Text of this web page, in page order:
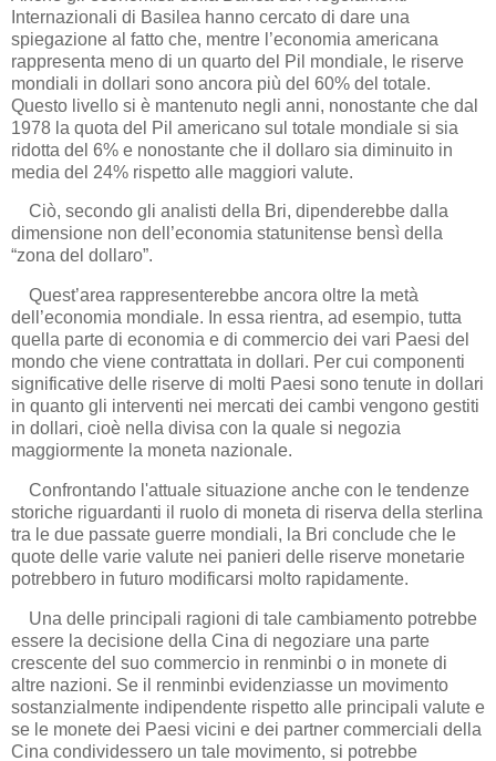
Internazionali di Basilea hanno cercato di dare una
spiegazione al fatto che, mentre l’economia americana
rappresenta meno di un quarto del Pil mondiale, le riserve
mondiali in dollari sono ancora più del 60% del totale.
Questo livello si è mantenuto negli anni, nonostante che dal
1978 la quota del Pil americano sul totale mondiale si sia
ridotta del 6% e nonostante che il dollaro sia diminuito in
media del 24% rispetto alle maggiori valute.
Ciò, secondo gli analisti della Bri, dipenderebbe dalla
dimensione non dell’economia statunitense bensì della
“zona del dollaro”.
Quest’area rappresenterebbe ancora oltre la metà
dell’economia mondiale. In essa rientra, ad esempio, tutta
quella parte di economia e di commercio dei vari Paesi del
mondo che viene contrattata in dollari. Per cui componenti
significative delle riserve di molti Paesi sono tenute in dollari
in quanto gli interventi nei mercati dei cambi vengono gestiti
in dollari, cioè nella divisa con la quale si negozia
maggiormente la moneta nazionale.
Confrontando l'attuale situazione anche con le tendenze
storiche riguardanti il ruolo di moneta di riserva della sterlina
tra le due passate guerre mondiali, la Bri conclude che le
quote delle varie valute nei panieri delle riserve monetarie
potrebbero in futuro modificarsi molto rapidamente.
Una delle principali ragioni di tale cambiamento potrebbe
essere la decisione della Cina di negoziare una parte
crescente del suo commercio in renminbi o in monete di
altre nazioni. Se il renminbi evidenziasse un movimento
sostanzialmente indipendente rispetto alle principali valute e
se le monete dei Paesi vicini e dei partner commerciali della
Cina condividessero un tale movimento, si potrebbe